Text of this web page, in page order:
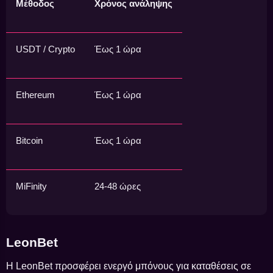
Μέθοδος Χρόνος ανάληψης
USDT / Crypto Έως 1 ώρα
Ethereum Έως 1 ώρα
Bitcoin Έως 1 ώρα
MiFinity 24-48 ώρες
LeonBet
Η LeonBet προσφέρει ενεργό μπόνους για καταθέσεις σε